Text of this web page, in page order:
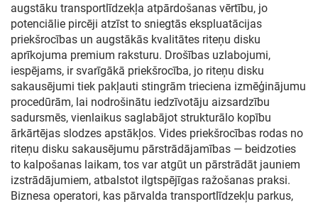
augstāku transportlīdzekļa atpārdošanas vērtību, jo
potenciālie pircēji atzīst to sniegtās ekspluatācijas
priekšrocības un augstākās kvalitātes riteņu disku
aprīkojuma premium raksturu. Drošības uzlabojumi,
iespējams, ir svarīgākā priekšrocība, jo riteņu disku
sakausējumi tiek pakļauti stingrām trieciena izmēģinājumu
procedūrām, lai nodrošinātu iedzīvotāju aizsardzību
sadursmēs, vienlaikus saglabājot strukturālo kopību
ārkārtējas slodzes apstākļos. Vides priekšrocības rodas no
riteņu disku sakausējumu pārstrādājamības — beidzoties
to kalpošanas laikam, tos var atgūt un pārstrādāt jauniem
izstrādājumiem, atbalstot ilgtspējīgas ražošanas praksi.
Biznesa operatori, kas pārvalda transportlīdzekļu parkus,